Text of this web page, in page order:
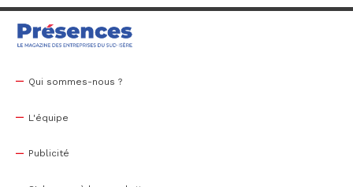
Qui sommes-nous ?
L'équipe
Publicité